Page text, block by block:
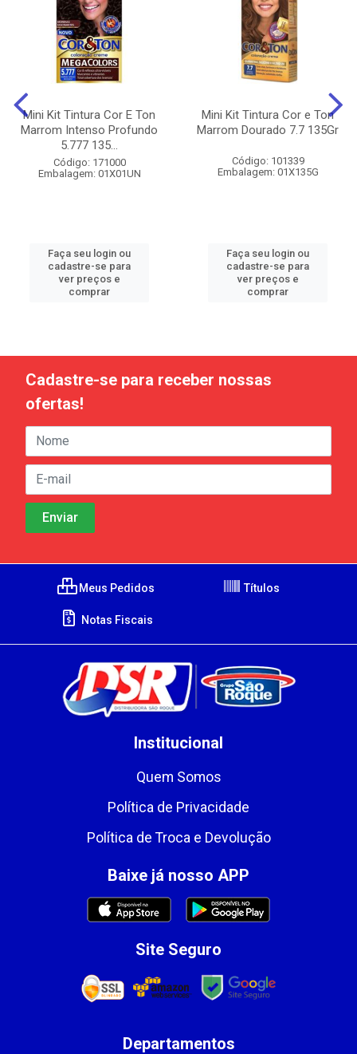
Mini Kit Tintura Cor E Ton
Marrom Intenso Profundo
5.777 135...
Código: 171000
Embalagem: 01X01UN
Faça seu login ou
cadastre-se para
ver preços e
comprar
Mini Kit Tintura Cor e Ton
Marrom Dourado 7.7 135Gr
Código: 101339
Embalagem: 01X135G
Faça seu login ou
cadastre-se para
ver preços e
comprar
Cadastre-se para receber nossas
ofertas!
Meus Pedidos Títulos
Notas Fiscais
Institucional
Quem Somos
Política de Privacidade
Política de Troca e Devolução
Baixe já nosso APP
Site Seguro
Departamentos